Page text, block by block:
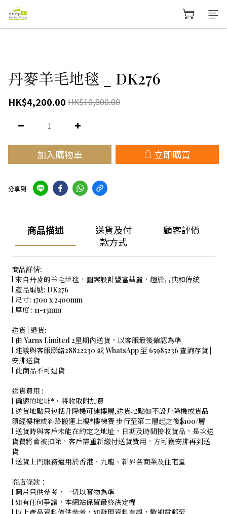
丹麥羊毛地毯 _ DK276
HK$4,200.00 HK$10,800.00
加入購物車 立即購買
分享到
商品描述
送貨及付
款方式
顧客評價
商品詳情:
l 來自丹麥的羊毛地毯，圖案設計豐富華麗，趨於古典和傳統
l 產品編號: DK276
l 尺寸: 1700 x 2400mm
l 厚度 : 11-13mm
送貨 | 退貨:
l 由 Yarns Limited 2星期內送貨，以客服最後確認為準
l 建議與客服聯絡28822230 或 WhatsApp 至 65985236 查詢存貨 |
安排送貨
l 此商品不可退貨
送貨費用 :
l 偏遠的地址*，將收取附加費
l 送貨地點只包括升降機可達樓層,送貨地點如不設升降機或貨品
須經樓梯或斜路搬運上樓*樓梯費 步行至第二層起之後$100/層
l 送貨時與客戶未能在約定之地址，日期及時間接收貨品，是次送
貨費將會被扣除，客戶需重新繳付送貨費用，方可獲安排再到送
貨
l 送貨上門服務適用於香港、九龍、新界各商業及住宅區
商店條款：
l 圖片只供參考，一切以實物為準
l 如有任何爭議，本網站保留最終決定權